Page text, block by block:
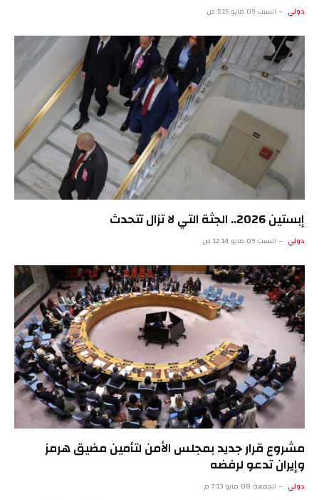
دولي السبت 09 مايو 5:15 ص
إبستين 2026.. الجثة التي لا تزال تتحدث
دولي السبت 09 مايو 12:14 ص
مشروع قرار جديد بمجلس الأمن لتأمين مضيق هرمز
وإيران تدعو لرفضه
دولي الجمعة 08 مايو 7:13 م